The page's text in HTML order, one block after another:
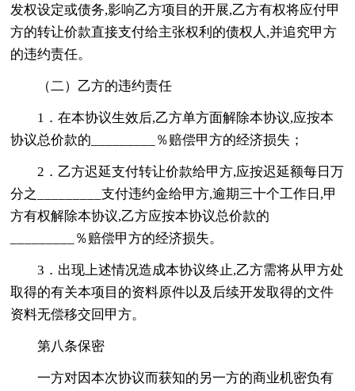
发权设定或债务,影响乙方项目的开展,乙方有权将应付甲
方的转让价款直接支付给主张权利的债权人,并追究甲方
的违约责任。
（二）乙方的违约责任
1．在本协议生效后,乙方单方面解除本协议,应按本
协议总价款的_________％赔偿甲方的经济损失；
2．乙方迟延支付转让价款给甲方,应按迟延额每日万
分之_________支付违约金给甲方,逾期三十个工作日,甲
方有权解除本协议,乙方应按本协议总价款的
_________％赔偿甲方的经济损失。
3．出现上述情况造成本协议终止,乙方需将从甲方处
取得的有关本项目的资料原件以及后续开发取得的文件
资料无偿移交回甲方。
第八条保密
一方对因本次协议而获知的另一方的商业机密负有